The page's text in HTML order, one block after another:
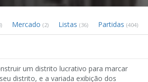
Mercado (2) Listas (36) Partidas (404)
um distrito lucrativo para marcar
distrito, e a variada exibição dos